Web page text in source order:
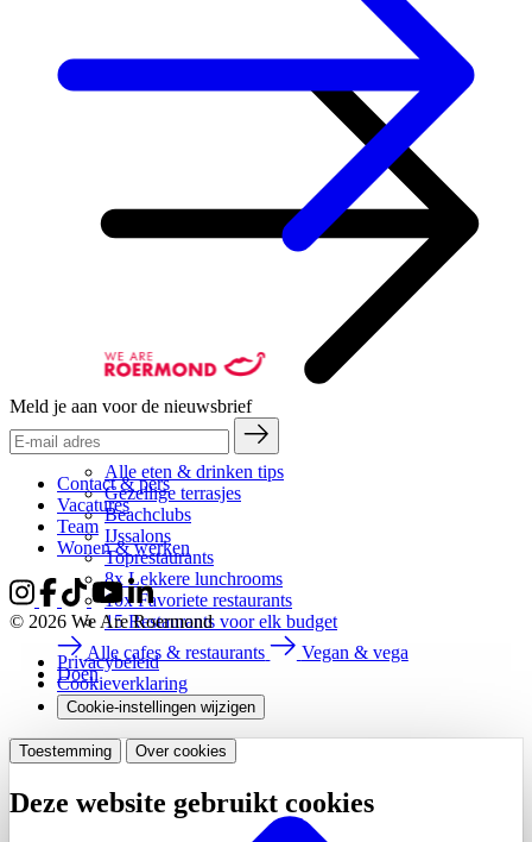
Alle eten & drinken tips
Gezellige terrasjes
Beachclubs
IJssalons
Toprestaurants
8x Lekkere lunchrooms
10x Favoriete restaurants
15 Restaurants voor elk budget
Alle cafes & restaurants
Vegan & vega
Doen
Meld je aan voor de nieuwsbrief
Contact & pers
Vacatures
Team
Wonen & werken
© 2026 We Are Roermond
Privacybeleid
Cookieverklaring
Cookie-instellingen wijzigen
Toestemming Over cookies
Deze website gebruikt cookies